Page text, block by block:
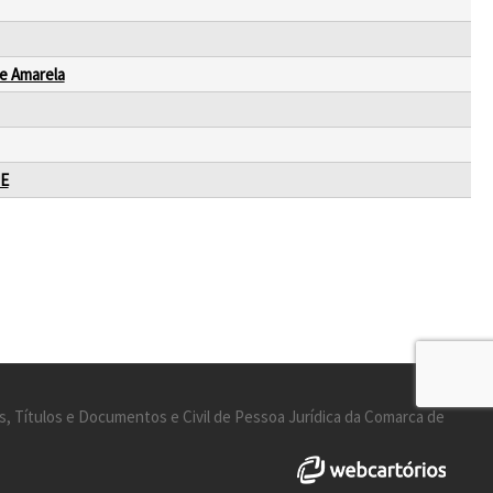
Amarela
e Documentos e Civil de Pessoa Jurídica da Comarca de